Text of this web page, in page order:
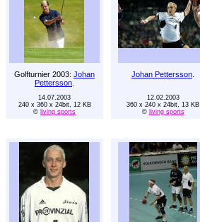
Golfturnier 2003: Johan
Pettersson
Johan Pettersson
14.07.2003
240 x 360 x 24bit, 12 KB
© living sports
12.02.2003
360 x 240 x 24bit, 13 KB
© living sports